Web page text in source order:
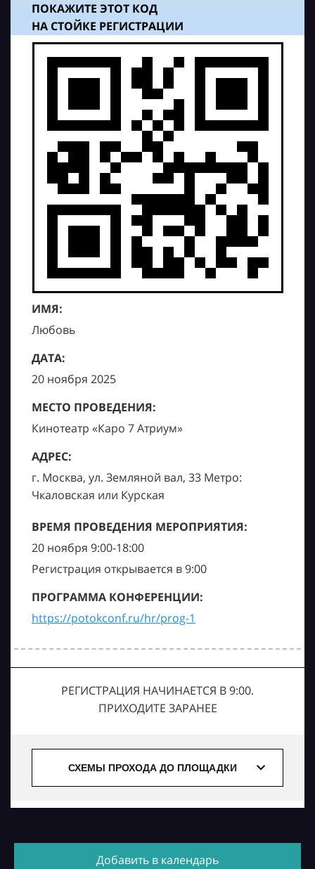
ПОКАЖИТЕ ЭТОТ КОД
НА СТОЙКЕ РЕГИСТРАЦИИ
ИМЯ:
Любовь
ДАТА:
20 ноября 2025
МЕСТО ПРОВЕДЕНИЯ:
Кинотеатр «Каро 7 Атриум»
АДРЕС:
г. Москва, ул. Земляной вал, 33 Метро:
Чкаловская или Курская
ВРЕМЯ ПРОВЕДЕНИЯ МЕРОПРИЯТИЯ:
20 ноября 9:00-18:00
Регистрация открывается в 9:00
ПРОГРАММА КОНФЕРЕНЦИИ:
https://potokconf.ru/hr/prog-1
РЕГИСТРАЦИЯ НАЧИНАЕТСЯ В 9:00.
ПРИХОДИТЕ ЗАРАНЕЕ
СХЕМЫ ПРОХОДА ДО ПЛОЩАДКИ
Добавить в календарь